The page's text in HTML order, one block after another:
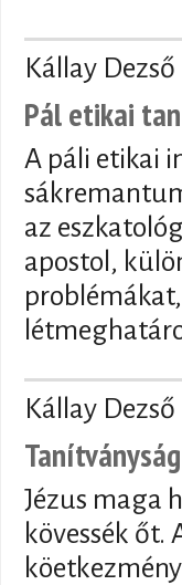
Kállay Dezső
Pál etikai
A páli etikai
az
apostol,
Kállay Dezső
Jézus maga
kövessék őt.